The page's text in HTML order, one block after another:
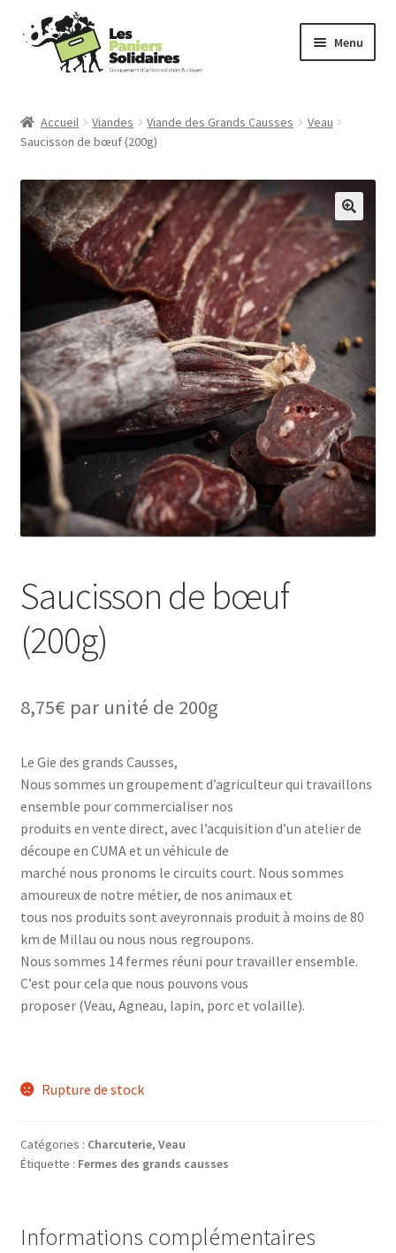
Aller
Aller
contenu
Menu
Producteurs
Mode d’emploi
Qui sommes-nous ?
Contact
Connexion
Accueil Viandes Viande des Grands Causses
Veau
Saucisson de bœuf (200g)
Saucisson de bœuf
(200g)
8,75€ par unité de 200g
Le Gie des grands Causses,
Nous sommes un groupement d’agriculteur qui travaillons
ensemble pour commercialiser nos
produits en vente direct, avec l’acquisition d’un atelier de
découpe en CUMA et un véhicule de
marché nous pronoms le circuits court. Nous sommes
amoureux de notre métier, de nos animaux et
tous nos produits sont aveyronnais produit à moins de 80
km de Millau ou nous nous regroupons.
Nous sommes 14 fermes réuni pour travailler ensemble.
C’est pour cela que nous pouvons vous
proposer (Veau, Agneau, lapin, porc et volaille).
Rupture de stock
Catégories : Charcuterie, Veau
Étiquette : Fermes des grands causses
Informations complémentaires